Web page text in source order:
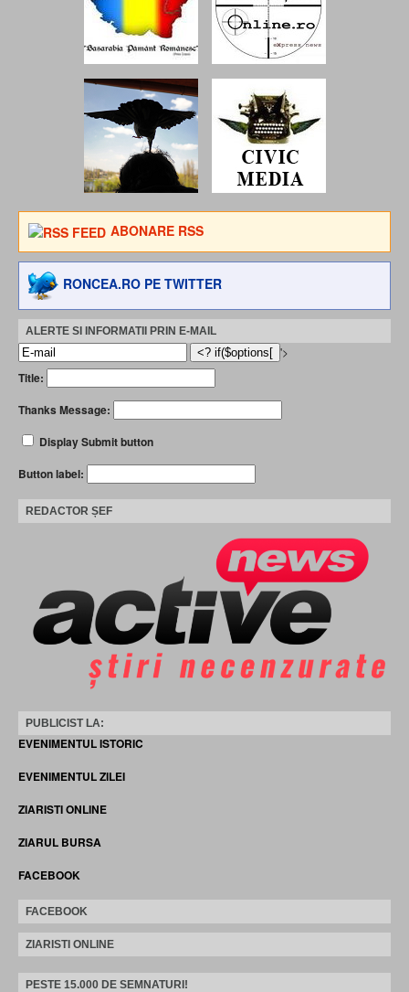
ABONARE RSS
RONCEA.RO PE TWITTER
ALERTE SI INFORMATII PRIN E-MAIL
'>
Title:
Thanks Message:
Display Submit button
Button label:
REDACTOR ȘEF
PUBLICIST LA:
EVENIMENTUL ISTORIC
EVENIMENTUL ZILEI
ZIARISTI ONLINE
ZIARUL BURSA
FACEBOOK
FACEBOOK
ZIARISTI ONLINE
PESTE 15.000 DE SEMNATURI!